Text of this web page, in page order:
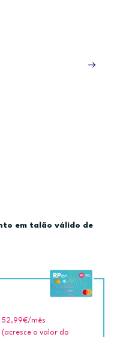
em talão válido de
52,99€/mês
(acresce o valor do